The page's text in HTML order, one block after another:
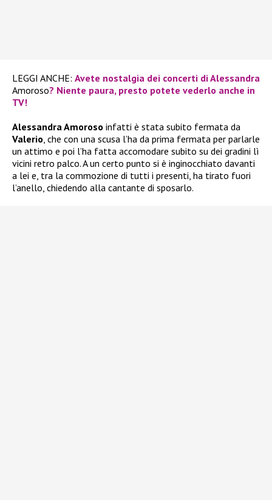
LEGGI ANCHE: Avete nostalgia dei concerti di Alessandra
Amoroso? Niente paura, presto potete vederlo anche in
TV!
Alessandra Amoroso infatti è stata subito fermata da
Valerio, che con una scusa l’ha da prima fermata per parlarle
un attimo e poi l’ha fatta accomodare subito su dei gradini lì
vicini retro palco. A un certo punto si è inginocchiato davanti
a lei e, tra la commozione di tutti i presenti, ha tirato fuori
l’anello, chiedendo alla cantante di sposarlo.